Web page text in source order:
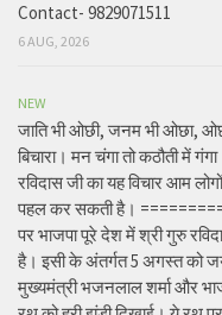
Contact- 9829071511
6 AUG, 2026
NEW
जाति भी ओछी, जनम भी ओछा,
बिचारा। मन चंगा तो कठौती में
रविदास जी का यह विचार आम
पहल कर सकती है।
पर भाजपा पूरे देश में श्री गुरु
है। इसी के अंतर्गत 5 अगस्त को
मुख्यमंत्री भजनलाल शर्मा और